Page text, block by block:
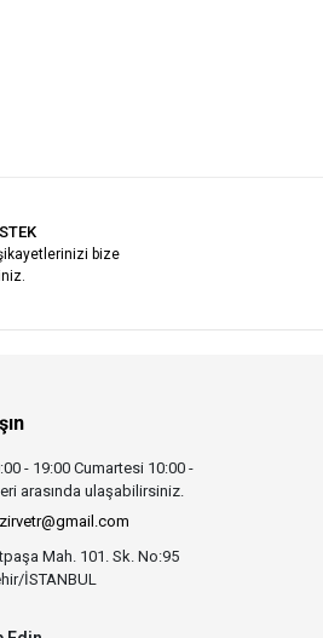
bize
- 19:00 Cumartesi 10:00 -
arasında ulaşabilirsiniz.
Mah. 101. Sk. No:95
İSTANBUL